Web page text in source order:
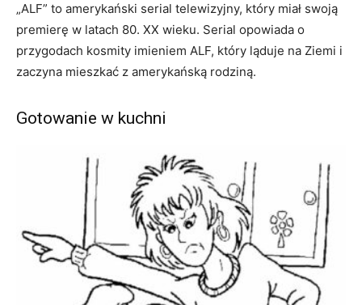
„ALF” to amerykański serial telewizyjny, który miał swoją
premierę w latach 80. XX wieku. Serial opowiada o
przygodach kosmity imieniem ALF, który ląduje na Ziemi i
zaczyna mieszkać z amerykańską rodziną.
Gotowanie w kuchni